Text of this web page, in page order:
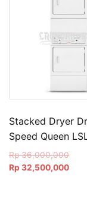
Stacked Dryer
Speed Queen
Rp36,000,000
price
Rp 32,500,000